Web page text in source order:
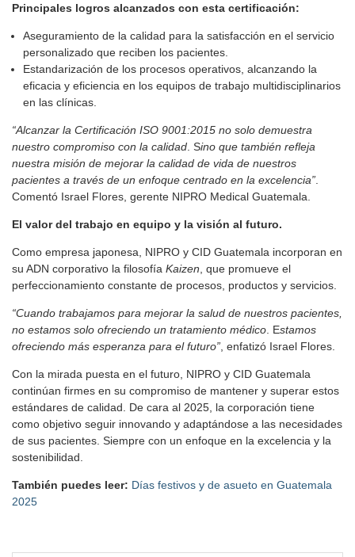
Principales logros alcanzados con esta certificación:
Aseguramiento de la calidad para la satisfacción en el servicio
personalizado que reciben los pacientes.
Estandarización de los procesos operativos, alcanzando la
eficacia y eficiencia en los equipos de trabajo multidisciplinarios
en las clínicas.
“Alcanzar la Certificación ISO 9001:2015 no solo demuestra
nuestro compromiso con la calidad . Sino que también refleja
nuestra misión de mejorar la calidad de vida de nuestros
pacientes a través de un enfoque centrado en la excelencia”
Comentó Israel Flores, gerente NIPRO Medical Guatemala.
El valor del trabajo en equipo y la visión al futuro.
Como empresa japonesa, NIPRO y CID Guatemala incorporan en
su ADN corporativo la filosofía Kaizen , que promueve el
perfeccionamiento constante de procesos, productos y servicios.
“Cuando trabajamos para mejorar la salud de nuestros pacientes,
no estamos solo ofreciendo un tratamiento médico . Estamos
ofreciendo más esperanza para el futuro” , enfatizó Israel Flores.
Con la mirada puesta en el futuro, NIPRO y CID Guatemala
continúan firmes en su compromiso de mantener y superar estos
estándares de calidad. De cara al 2025, la corporación tiene
como objetivo seguir innovando y adaptándose a las necesidades
de sus pacientes. Siempre con un enfoque en la excelencia y la
sostenibilidad.
También puedes leer: Días festivos y de asueto en Guatemala
2025